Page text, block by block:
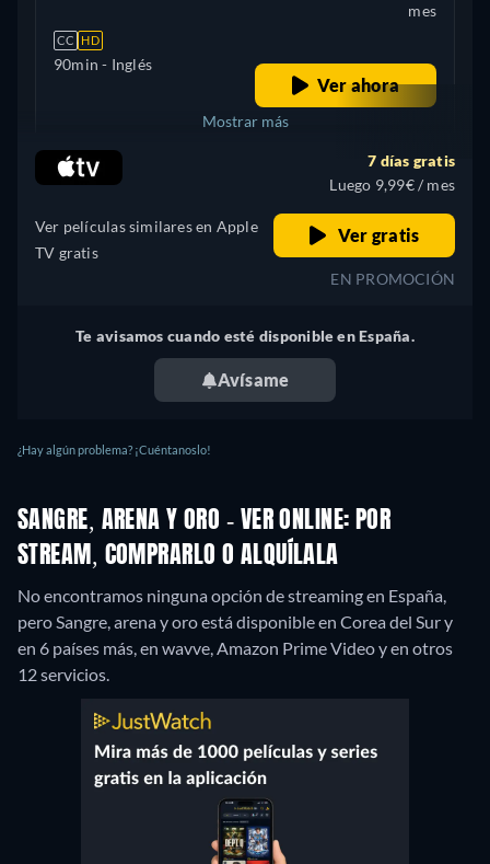
CC HD
90min - Inglés
mes
Ver ahora
Brazil
Mostrar más
Ver películas similares en Apple
TV gratis
7 días gratis
Luego 9,99€ / mes
Ver gratis
EN PROMOCIÓN
Te avisamos cuando esté disponible en España.
Avísame
¿Hay algún problema? ¡Cuéntanoslo!
SANGRE, ARENA Y ORO - VER ONLINE: POR
STREAM, COMPRARLO O ALQUÍLALA
No encontramos ninguna opción de streaming en España,
pero Sangre, arena y oro está disponible en Corea del Sur y
en 6 países más, en wavve, Amazon Prime Video y en otros
12 servicios.